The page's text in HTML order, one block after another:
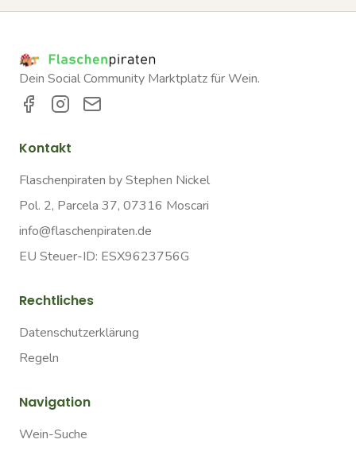
Dein Social Community Marktplatz für Wein.
Kontakt
Flaschenpiraten by Stephen Nickel
Pol. 2, Parcela 37, 07316 Moscari
info@flaschenpiraten.de
EU Steuer-ID: ESX9623756G
Rechtliches
Datenschutzerklärung
Regeln
Navigation
Wein-Suche